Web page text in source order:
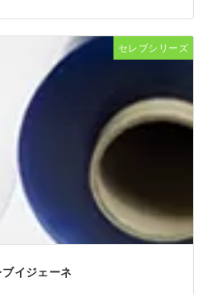
セレブシリーズ
イジェーネ